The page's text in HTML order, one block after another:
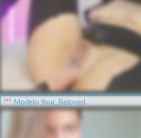
Modelo Your_Beloved